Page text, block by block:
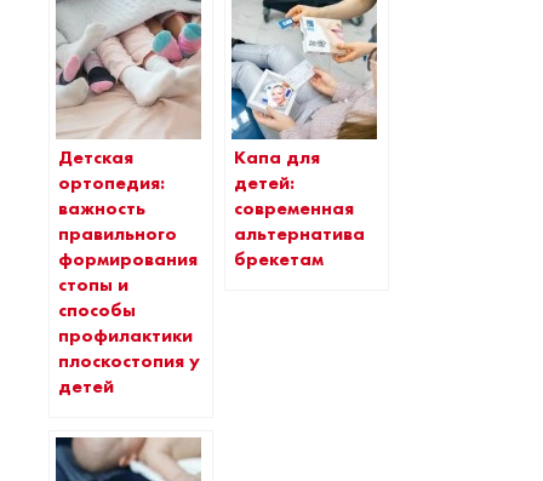
Детская
ортопедия:
важность
правильного
формирования
стопы и
способы
профилактики
плоскостопия у
детей
Капа для
детей:
современная
альтернатива
брекетам